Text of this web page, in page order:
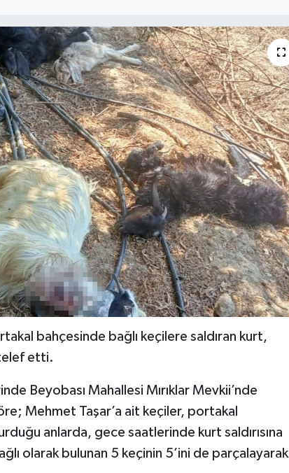
bahçesinde bağlı keçilere saldıran kurt,
etti.
Beyobası Mahallesi Mırıklar Mevkii’nde
Mehmet Taşar’a ait keçiler, portakal
anlarda, gece saatlerinde kurt saldırısına
olarak bulunan 5 keçinin 5’ini de parçalayarak